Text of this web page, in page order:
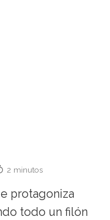
2 minutos
protagoniza
todo un filón